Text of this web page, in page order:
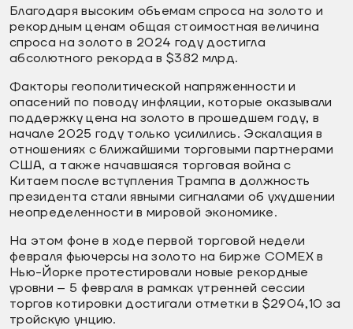
Благодаря высоким объемам спроса на золото и
рекордным ценам общая стоимостная величина
спроса на золото в 2024 году достигла
абсолютного рекорда в $382 млрд.
Факторы геополитической напряженности и
опасений по поводу инфляции, которые оказывали
поддержку цена на золото в прошедшем году, в
начале 2025 году только усилились. Эскалация в
отношениях с ближайшими торговыми партнерами
США, а также начавшаяся торговая война с
Китаем после вступления Трампа в должность
президента стали явными сигналами об ухудшении
неопределенности в мировой экономике.
На этом фоне в ходе первой торговой недели
февраля фьючерсы на золото на бирже COMEX в
Нью-Йорке протестировали новые рекордные
уровни – 5 февраля в рамках утренней сессии
торгов котировки достигали отметки в $2904,10 за
тройскую унцию.